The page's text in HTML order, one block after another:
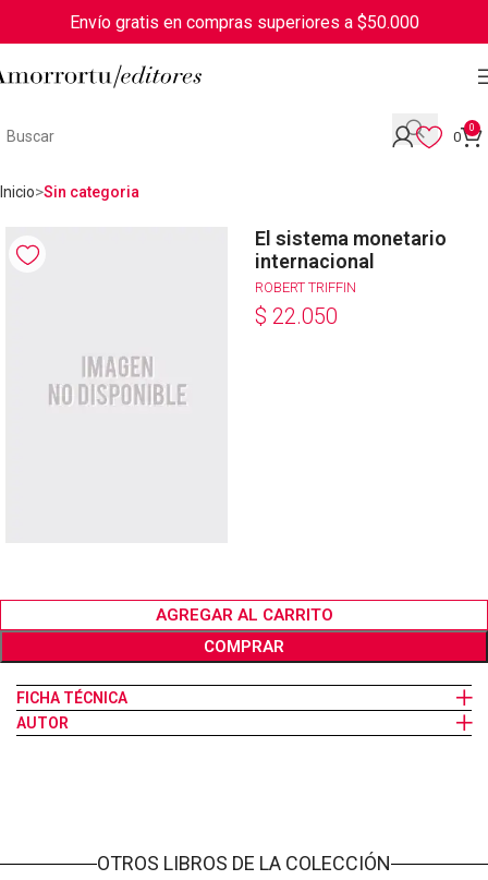
Envío gratis en compras superiores a $50.000
0
0
Inicio Sin categoria
El sistema monetario
internacional
ROBERT TRIFFIN
$ 22.050
AGREGAR AL CARRITO
COMPRAR
FICHA TÉCNICA
AUTOR
OTROS LIBROS DE LA COLECCIÓN